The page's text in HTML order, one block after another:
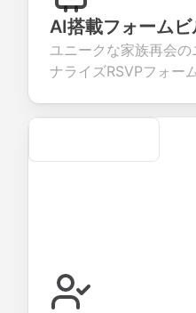
valuable
about
products or
seamless
account
creation.
AI搭載フォームビ
ユニークな家族再会
ナライズRSVPフォー
Secure